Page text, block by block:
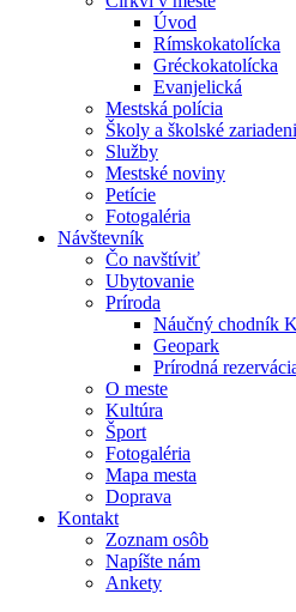
Úvod
Rímskokatolícka
Gréckokatolícka
Evanjelická
Mestská polícia
Školy a školské
Služby
Mestské noviny
Petície
Fotogaléria
Návštevník
Čo navštíviť
Ubytovanie
Príroda
Náučný chodník
Geopark
Prírodná
O meste
Kultúra
Šport
Fotogaléria
Mapa mesta
Doprava
Kontakt
Zoznam osôb
Napíšte nám
Ankety